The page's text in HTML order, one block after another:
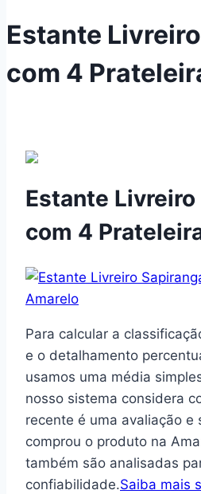
Estante
com 4
Estante Livreiro
com 4
Para calcular a
e o detalhamento
usamos uma média
nosso sistema considera
recente é uma avaliação e
comprou o produto na
também são analisadas
confiabilidade.Saiba mais